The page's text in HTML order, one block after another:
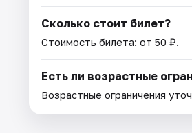
Сколько стоит билет?
Стоимость билета: от 50 ₽.
Есть ли возрастные
Возрастные ограничения